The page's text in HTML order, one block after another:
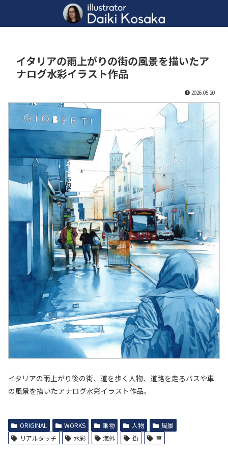
イタリアの雨上がりの街の風景を描いたア
ナログ水彩イラスト作品
2026.05.20
イタリアの雨上がり後の街、道を歩く人物、道路を走るバスや車
の風景を描いたアナログ水彩イラスト作品。
ORIGINAL WORKS 乗物 人物
風景
リアルタッチ
水彩 海外 街 車